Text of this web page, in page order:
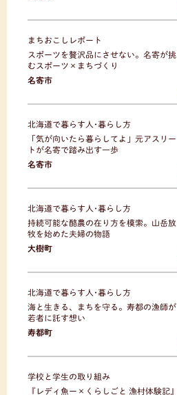
まちおこしレポート
スポーツを贅沢品にさせない。名寄が挑
むスポーツ×まちづくり
名寄市
北海道で暮らす人･暮らし方
「気が向いたら暮らしてよ」元アスリー
トが名寄で踏み出す一歩
名寄市
北海道で暮らす人･暮らし方
持続可能な酪農の在り方を模索。山岳放
牧を始めた夫婦の物語
大樹町
北海道で暮らす人･暮らし方
海と生きる、まちを守る。寿都の漁師が
若者に託す想い
寿都町
学校と学生の取り組み
『レディ魚ー×くらしごと 漁村体験記』